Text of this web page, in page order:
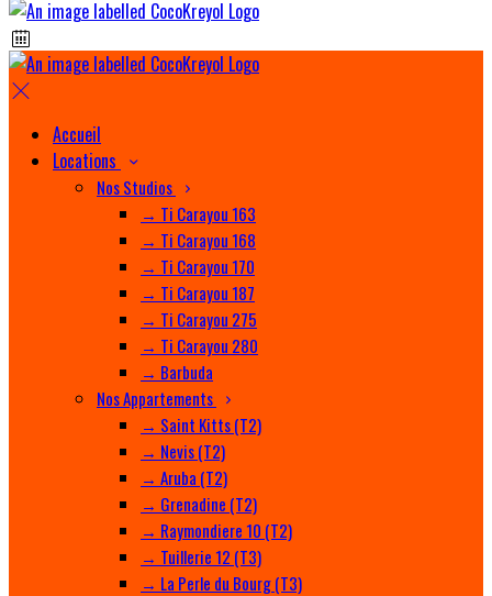
Accueil
Locations
Nos Studios
→ Ti Carayou 163
→ Ti Carayou 168
→ Ti Carayou 170
→ Ti Carayou 187
→ Ti Carayou 275
→ Ti Carayou 280
→ Barbuda
Nos Appartements
→ Saint Kitts (T2)
→ Nevis (T2)
→ Aruba (T2)
→ Grenadine (T2)
→ Raymondiere 10 (T2)
→ Tuillerie 12 (T3)
→ La Perle du Bourg (T3)